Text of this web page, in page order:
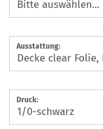
Ausstattung:
Druck: